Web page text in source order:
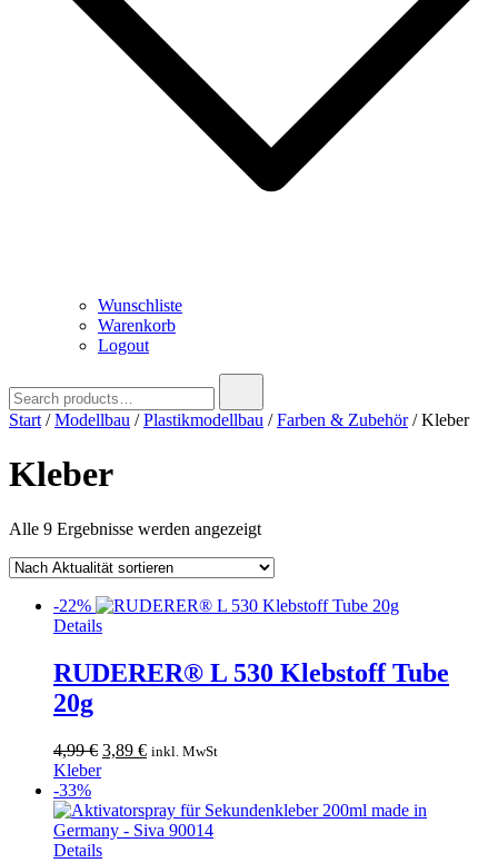
Wunschliste
Warenkorb
Logout
for:
Start /Modellbau /Plastikmodellbau /Farben & Zubehör/ Kleber
Kleber
Alle 9 Ergebnisse werden angezeigtNach
sortiert
-22%
Details
RUDERER® L 530 Klebstoff Tube
20g
4,99€ Ursprünglicher
Preis
4,99 €
3,89 €Aktueller
3,89 €.
inkl. MwSt
Kleber
-33%
Details